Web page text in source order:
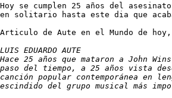
Hoy se cumplen 25 años del
en solitario hasta este dia que
Articulo de Aute en el Mundo de
LUIS EDUARDO AUTE
Hace 25 años que mataron a John
paso del tiempo, a 25 años vista
canción popular contemporánea
escindido del grupo musical más